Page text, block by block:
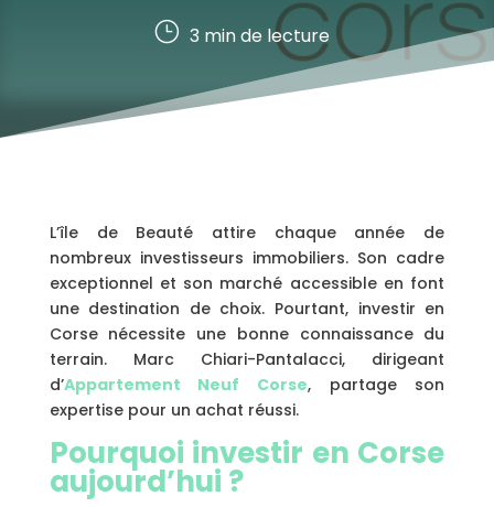
} 3min de lecture
L’île de Beauté attire chaque année de
nombreux investisseurs immobiliers. Son cadre
exceptionnel et son marché accessible en font
une destination de choix. Pourtant, investir en
Corse nécessite une bonne connaissance du
terrain. Marc Chiari-Pantalacci, dirigeant
d’Appartement Neuf Corse, partage son
expertise pour un achat réussi.
Pourquoi investir en Corse
aujourd’hui ?